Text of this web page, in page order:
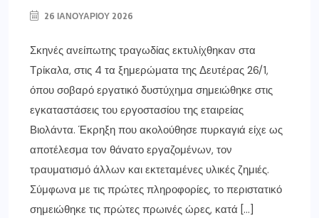
26 ΙΑΝΟΥΑΡΊΟΥ 2026
Σκηνές ανείπωτης τραγωδίας εκτυλίχθηκαν στα
Τρίκαλα, στις 4 τα ξημερώματα της Δευτέρας 26/1,
όπου σοβαρό εργατικό δυστύχημα σημειώθηκε στις
εγκαταστάσεις του εργοστασίου της εταιρείας
Βιολάντα. Έκρηξη που ακολούθησε πυρκαγιά είχε ως
αποτέλεσμα τον θάνατο εργαζομένων, τον
τραυματισμό άλλων και εκτεταμένες υλικές ζημιές.
Σύμφωνα με τις πρώτες πληροφορίες, το περιστατικό
σημειώθηκε τις πρώτες πρωινές ώρες, κατά […]